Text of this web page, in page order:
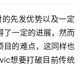
先发优势以及一定
了一定的进展，然而
目的难点，这同样也
想要打破目前传统